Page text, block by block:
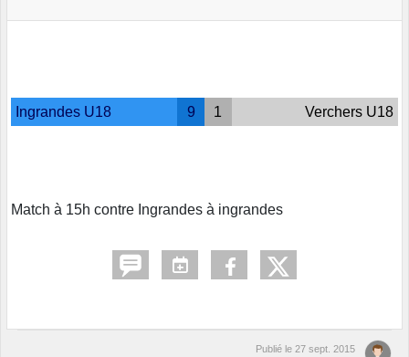
Ingrandes U18 9 1 Verchers U18
Match à 15h contre Ingrandes à ingrandes
Publié le 27 sept. 2015